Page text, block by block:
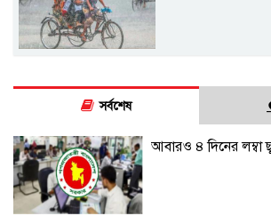
সর্বশেষ
আবারও ৪ দিনের লম্বা